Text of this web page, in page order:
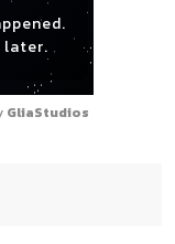
later.
GliaStudios